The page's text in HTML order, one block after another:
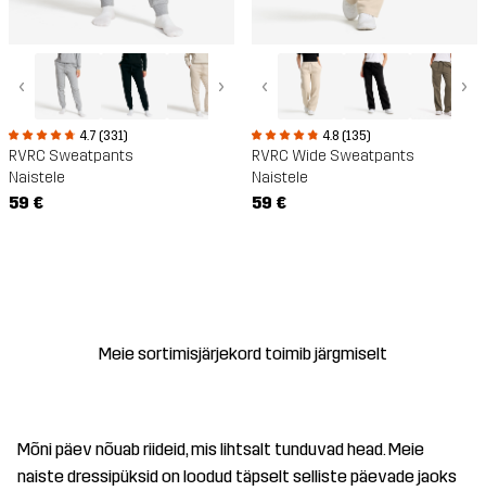
‹ ›
4.7 (331)
RVRC Sweatpants
Naistele
59 €
‹ ›
4.8 (135)
RVRC Wide Sweatpants
Naistele
59 €
Meie sortimisjärjekord toimib järgmiselt
Mõni päev nõuab riideid, mis lihtsalt tunduvad head. Meie
naiste dressipüksid on loodud täpselt selliste päevade jaoks